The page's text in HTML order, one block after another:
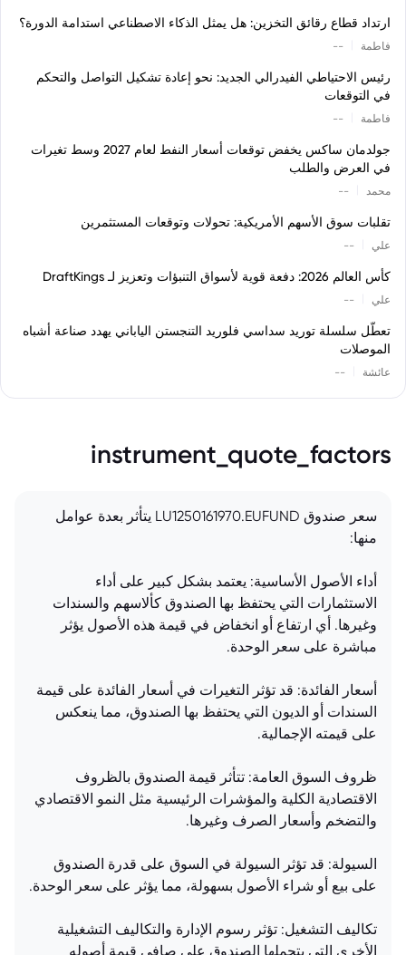
ارتداد قطاع رقائق التخزين: هل يمثل الذكاء الاصطناعي استدامة الدورة؟
فاطمة --
رئيس الاحتياطي الفيدرالي الجديد: نحو إعادة تشكيل التواصل والتحكم
في التوقعات
فاطمة --
جولدمان ساكس يخفض توقعات أسعار النفط لعام 2027 وسط تغيرات
في العرض والطلب
محمد --
تقلبات سوق الأسهم الأمريكية: تحولات وتوقعات المستثمرين
علي --
كأس العالم 2026: دفعة قوية لأسواق التنبؤات وتعزيز لـ DraftKings
علي --
تعطّل سلسلة توريد سداسي فلوريد التنجستن الياباني يهدد صناعة أشباه
الموصلات
عائشة --
instrument_quote_factors
سعر صندوق LU1250161970.EUFUND يتأثر بعدة عوامل
منها:
أداء الأصول الأساسية: يعتمد بشكل كبير على أداء
الاستثمارات التي يحتفظ بها الصندوق كألاسهم والسندات
وغيرها. أي ارتفاع أو انخفاض في قيمة هذه الأصول يؤثر
مباشرة على سعر الوحدة.
أسعار الفائدة: قد تؤثر التغيرات في أسعار الفائدة على قيمة
السندات أو الديون التي يحتفظ بها الصندوق، مما ينعكس
على قيمته الإجمالية.
ظروف السوق العامة: تتأثر قيمة الصندوق بالظروف
الاقتصادية الكلية والمؤشرات الرئيسية مثل النمو الاقتصادي
والتضخم وأسعار الصرف وغيرها.
السيولة: قد تؤثر السيولة في السوق على قدرة الصندوق
على بيع أو شراء الأصول بسهولة، مما يؤثر على سعر الوحدة.
تكاليف التشغيل: تؤثر رسوم الإدارة والتكاليف التشغيلية
الأخرى التي يتحملها الصندوق على صافي قيمة أصوله